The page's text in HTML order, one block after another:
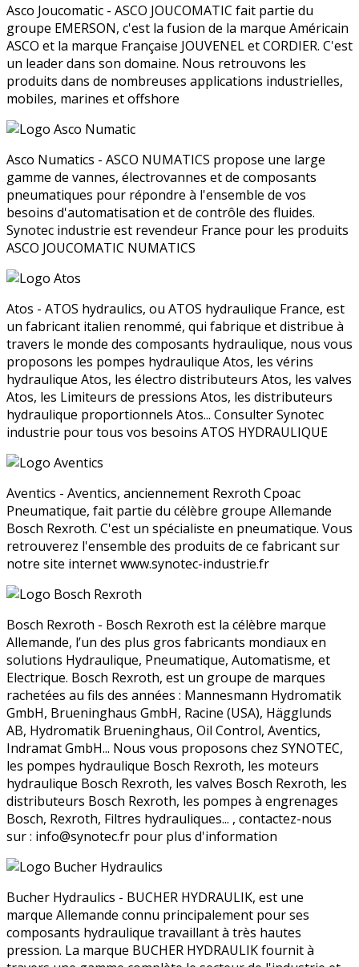
Asco Joucomatic - ASCO JOUCOMATIC fait partie du
groupe EMERSON, c'est la fusion de la marque Américain
ASCO et la marque Française JOUVENEL et CORDIER. C'est
un leader dans son domaine. Nous retrouvons les
produits dans de nombreuses applications industrielles,
mobiles, marines et offshore
Asco Numatics - ASCO NUMATICS propose une large
gamme de vannes, électrovannes et de composants
pneumatiques pour répondre à l'ensemble de vos
besoins d'automatisation et de contrôle des fluides.
Synotec industrie est revendeur France pour les produits
ASCO JOUCOMATIC NUMATICS
Atos - ATOS hydraulics, ou ATOS hydraulique France, est
un fabricant italien renommé, qui fabrique et distribue à
travers le monde des composants hydraulique, nous vous
proposons les pompes hydraulique Atos, les vérins
hydraulique Atos, les électro distributeurs Atos, les valves
Atos, les Limiteurs de pressions Atos, les distributeurs
hydraulique proportionnels Atos... Consulter Synotec
industrie pour tous vos besoins ATOS HYDRAULIQUE
Aventics - Aventics, anciennement Rexroth Cpoac
Pneumatique, fait partie du célèbre groupe Allemande
Bosch Rexroth. C'est un spécialiste en pneumatique. Vous
retrouverez l'ensemble des produits de ce fabricant sur
notre site internet www.synotec-industrie.fr
Bosch Rexroth - Bosch Rexroth est la célèbre marque
Allemande, l’un des plus gros fabricants mondiaux en
solutions Hydraulique, Pneumatique, Automatisme, et
Electrique. Bosch Rexroth, est un groupe de marques
rachetées au fils des années : Mannesmann Hydromatik
GmbH, Brueninghaus GmbH, Racine (USA), Hägglunds
AB, Hydromatik Brueninghaus, Oil Control, Aventics,
Indramat GmbH... Nous vous proposons chez SYNOTEC,
les pompes hydraulique Bosch Rexroth, les moteurs
hydraulique Bosch Rexroth, les valves Bosch Rexroth, les
distributeurs Bosch Rexroth, les pompes à engrenages
Bosch, Rexroth, Filtres hydrauliques... , contactez-nous
sur : info@synotec.fr pour plus d'information
Bucher Hydraulics - BUCHER HYDRAULIK, est une
marque Allemande connu principalement pour ses
composants hydraulique travaillant à très hautes
pression. La marque BUCHER HYDRAULIK fournit à